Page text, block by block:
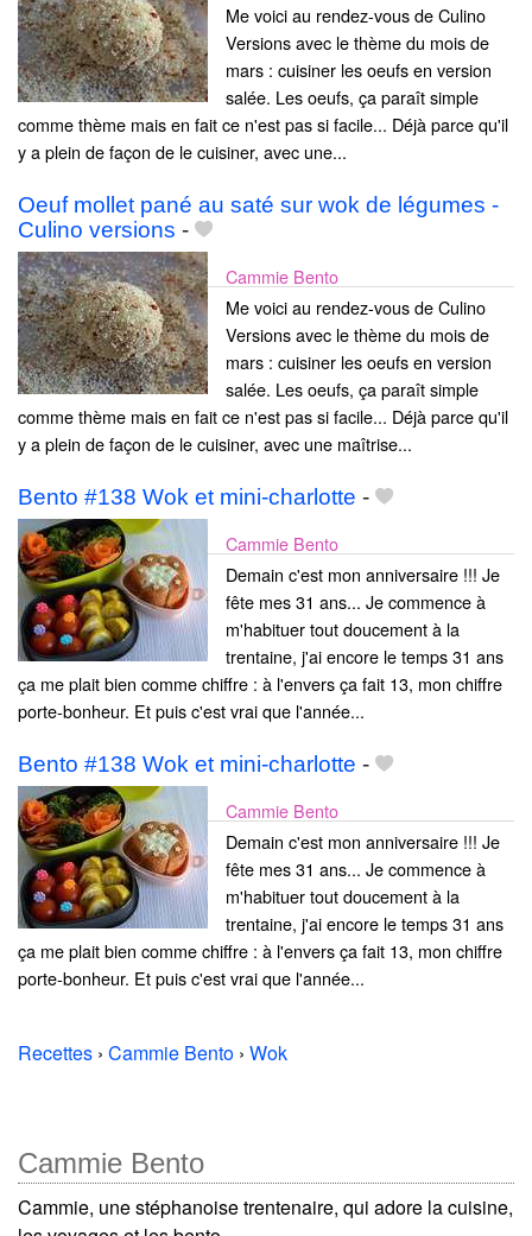
Me voici au rendez-vous de Culino
Versions avec le thème du mois de
mars : cuisiner les oeufs en version
salée. Les oeufs, ça paraît simple
comme thème mais en fait ce n'est pas si facile... Déjà parce qu'il
y a plein de façon de le cuisiner, avec une...
Oeuf mollet pané au saté sur wok de légumes -
Culino versions -
Cammie Bento
Me voici au rendez-vous de Culino
Versions avec le thème du mois de
mars : cuisiner les oeufs en version
salée. Les oeufs, ça paraît simple
comme thème mais en fait ce n'est pas si facile... Déjà parce qu'il
y a plein de façon de le cuisiner, avec une maîtrise...
Bento #138 Wok et mini-charlotte -
Cammie Bento
Demain c'est mon anniversaire !!! Je
fête mes 31 ans... Je commence à
m'habituer tout doucement à la
trentaine, j'ai encore le temps 31 ans
ça me plait bien comme chiffre : à l'envers ça fait 13, mon chiffre
porte-bonheur. Et puis c'est vrai que l'année...
Bento #138 Wok et mini-charlotte -
Cammie Bento
Demain c'est mon anniversaire !!! Je
fête mes 31 ans... Je commence à
m'habituer tout doucement à la
trentaine, j'ai encore le temps 31 ans
ça me plait bien comme chiffre : à l'envers ça fait 13, mon chiffre
porte-bonheur. Et puis c'est vrai que l'année...
Recettes › Cammie Bento › Wok
Cammie Bento
Cammie, une stéphanoise trentenaire, qui adore la cuisine,